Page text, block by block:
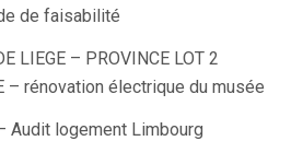
de faisabilité
LIEGE – PROVINCE LOT 2
– rénovation électrique du musée
Audit logement Limbourg